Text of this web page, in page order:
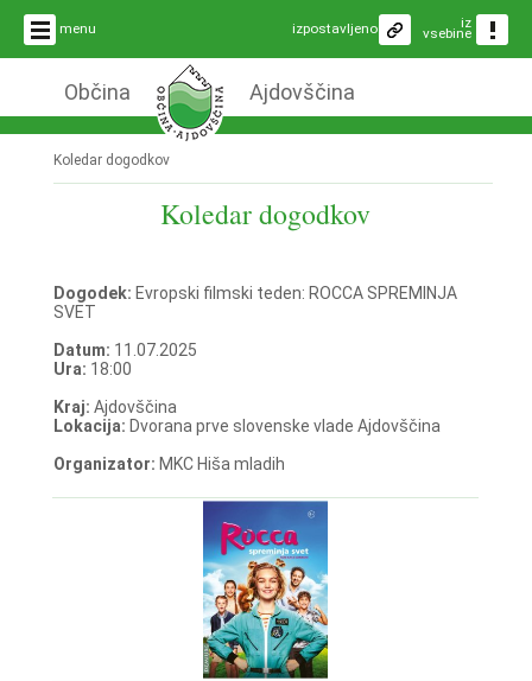
menu iz
vsebine
izpostavljeno
Občina Ajdovščina
Koledar dogodkov
Koledar dogodkov
Dogodek: Evropski filmski teden: ROCCA SPREMINJA
SVET
Datum: 11.07.2025
Ura: 18:00
Kraj: Ajdovščina
Lokacija: Dvorana prve slovenske vlade Ajdovščina
Organizator: MKC Hiša mladih